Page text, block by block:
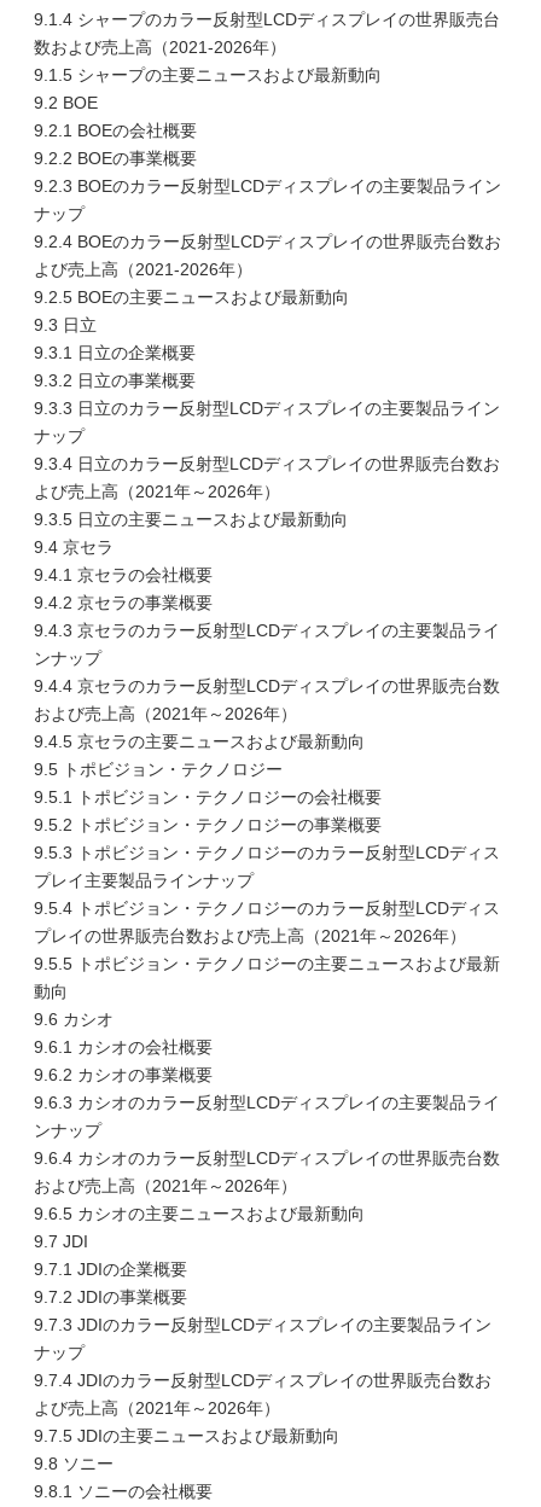
9.1.4 シャープのカラー反射型LCDディスプレイの世界販売台
数および売上高（2021-2026年）
9.1.5 シャープの主要ニュースおよび最新動向
9.2 BOE
9.2.1 BOEの会社概要
9.2.2 BOEの事業概要
9.2.3 BOEのカラー反射型LCDディスプレイの主要製品ライン
ナップ
9.2.4 BOEのカラー反射型LCDディスプレイの世界販売台数お
よび売上高（2021-2026年）
9.2.5 BOEの主要ニュースおよび最新動向
9.3 日立
9.3.1 日立の企業概要
9.3.2 日立の事業概要
9.3.3 日立のカラー反射型LCDディスプレイの主要製品ライン
ナップ
9.3.4 日立のカラー反射型LCDディスプレイの世界販売台数お
よび売上高（2021年～2026年）
9.3.5 日立の主要ニュースおよび最新動向
9.4 京セラ
9.4.1 京セラの会社概要
9.4.2 京セラの事業概要
9.4.3 京セラのカラー反射型LCDディスプレイの主要製品ライ
ンナップ
9.4.4 京セラのカラー反射型LCDディスプレイの世界販売台数
および売上高（2021年～2026年）
9.4.5 京セラの主要ニュースおよび最新動向
9.5 トポビジョン・テクノロジー
9.5.1 トポビジョン・テクノロジーの会社概要
9.5.2 トポビジョン・テクノロジーの事業概要
9.5.3 トポビジョン・テクノロジーのカラー反射型LCDディス
プレイ主要製品ラインナップ
9.5.4 トポビジョン・テクノロジーのカラー反射型LCDディス
プレイの世界販売台数および売上高（2021年～2026年）
9.5.5 トポビジョン・テクノロジーの主要ニュースおよび最新
動向
9.6 カシオ
9.6.1 カシオの会社概要
9.6.2 カシオの事業概要
9.6.3 カシオのカラー反射型LCDディスプレイの主要製品ライ
ンナップ
9.6.4 カシオのカラー反射型LCDディスプレイの世界販売台数
および売上高（2021年～2026年）
9.6.5 カシオの主要ニュースおよび最新動向
9.7 JDI
9.7.1 JDIの企業概要
9.7.2 JDIの事業概要
9.7.3 JDIのカラー反射型LCDディスプレイの主要製品ライン
ナップ
9.7.4 JDIのカラー反射型LCDディスプレイの世界販売台数お
よび売上高（2021年～2026年）
9.7.5 JDIの主要ニュースおよび最新動向
9.8 ソニー
9.8.1 ソニーの会社概要